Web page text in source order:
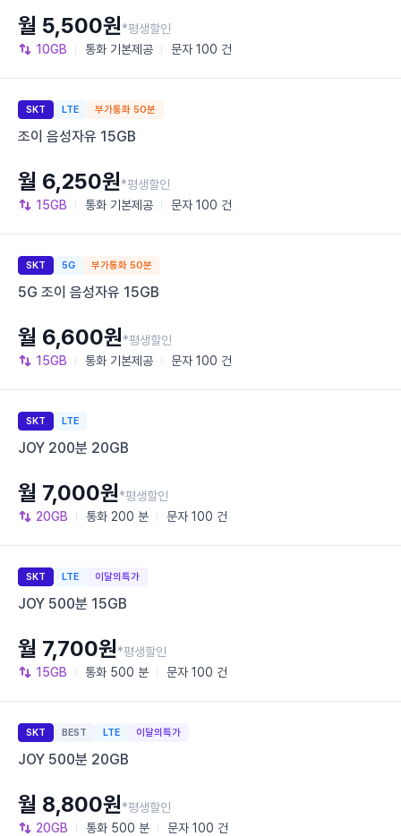
10GB 통화 기본제공 문자 100 건
월 5,500원*평생할인
SKT LTE 부가통화 50분
조이 음성자유 15GB
15GB 통화 기본제공 문자 100 건
월 6,250원*평생할인
SKT 5G 부가통화 50분
5G 조이 음성자유 15GB
15GB 통화 기본제공 문자 100 건
월 6,600원*평생할인
SKT LTE
JOY 200분 20GB
20GB 통화 200 분 문자 100 건
월 7,000원*평생할인
SKT LTE 이달의특가
JOY 500분 15GB
15GB 통화 500 분 문자 100 건
월 7,700원*평생할인
SKT BEST LTE 이달의특가
JOY 500분 20GB
20GB 통화 500 분 문자 100 건
월 8,800원*평생할인